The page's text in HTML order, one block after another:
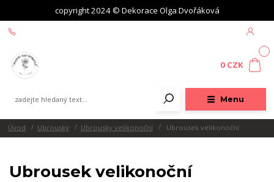
copyright 2024 © Dekorace Olga Dvořáková
Menu
0 CZK
Úvod Ubrousky Ubrousky velikonoční Ubrousek velikonoční
Ubrousek velikonoční